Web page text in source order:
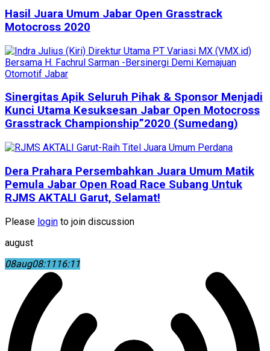
Hasil Juara Umum Jabar Open Grasstrack
Motocross 2020
Sinergitas Apik Seluruh Pihak & Sponsor Menjadi
Kunci Utama Kesuksesan Jabar Open Motocross
Grasstrack Championship”2020 (Sumedang)
Dera Prahara Persembahkan Juara Umum Matik
Pemula Jabar Open Road Race Subang Untuk
RJMS AKTALI Garut, Selamat!
Please login to join discussion
august
08aug08:1116:11